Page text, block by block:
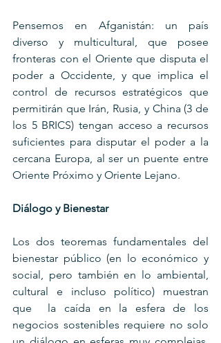
Pensemos en Afganistán: un país
diverso y multicultural, que posee
fronteras con el Oriente que disputa el
poder a Occidente, y que implica el
control de recursos estratégicos que
permitirán que Irán, Rusia, y China (3 de
los 5 BRICS) tengan acceso a recursos
suficientes para disputar el poder a la
cercana Europa, al ser un puente entre
Oriente Próximo y Oriente Lejano.
Diálogo y Bienestar
Los dos teoremas fundamentales del
bienestar público (en lo económico y
social, pero también en lo ambiental,
cultural e incluso político) muestran
que  la caída en la esfera de los
negocios sostenibles requiere no solo